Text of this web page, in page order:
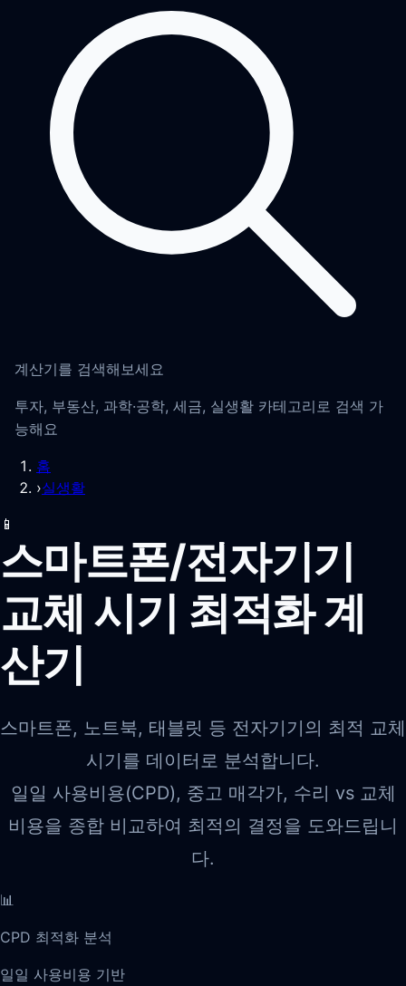
계산기를 검색해보세요
투자, 부동산, 과학·공학, 세금, 실생활 카테고리로 검색 가
능해요
홈
›실생활
📱
스마트폰/전자기기
교체 시기 최적화 계
산기
스마트폰, 노트북, 태블릿 등 전자기기의 최적 교체
시기를 데이터로 분석합니다.
일일 사용비용(CPD), 중고 매각가, 수리 vs 교체
비용을 종합 비교하여 최적의 결정을 도와드립니
다.
📊
CPD 최적화 분석
일일 사용비용 기반